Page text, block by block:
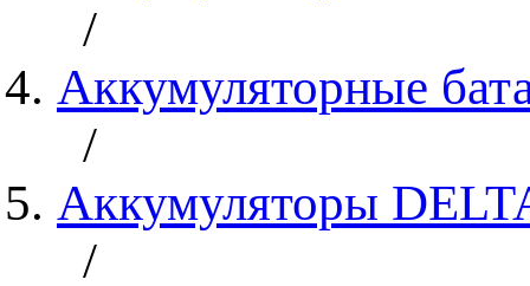
/
Аккумуляторные
/
Аккумуляторы
/